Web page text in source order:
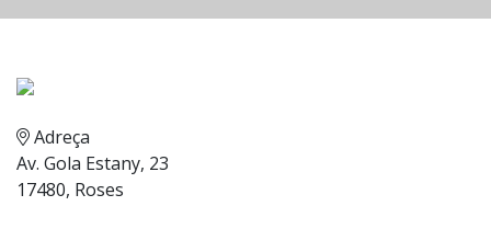
Adreça
Av. Gola Estany, 23
17480, Roses